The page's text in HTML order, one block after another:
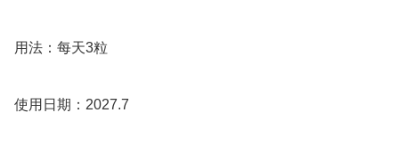
用法：每天3粒
使用日期：2027.7